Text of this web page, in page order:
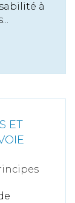
à
ET